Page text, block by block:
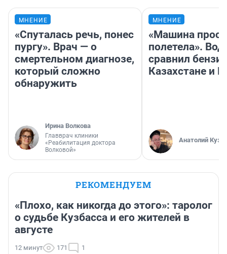
МНЕНИЕ
«Спуталась речь, понес
пургу». Врач — о
смертельном диагнозе,
который сложно
обнаружить
Ирина Волкова
Главврач клиники
«Реабилитация доктора
Волковой»
МНЕНИЕ
«Машина
полетела».
сравнил
Казахстане и
Анатолий
РЕКОМЕНДУЕМ
«Плохо, как никогда до этого»: таролог
о судьбе Кузбасса и его жителей в
августе
12 минут 171 1